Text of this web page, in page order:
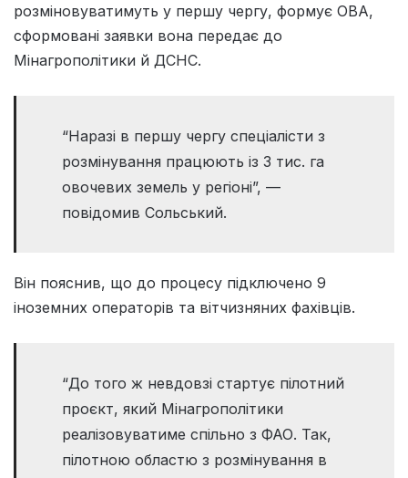
розміновуватимуть у першу чергу, формує ОВА,
сформовані заявки вона передає до
Мінагрополітики й ДСНС.
“Наразі в першу чергу спеціалісти з
розмінування працюють із 3 тис. га
овочевих земель у регіоні”, —
повідомив Сольський.
Він пояснив, що до процесу підключено 9
іноземних операторів та вітчизняних фахівців.
“До того ж невдовзі стартує пілотний
проєкт, який Мінагрополітики
реалізовуватиме спільно з ФАО. Так,
пілотною областю з розмінування в